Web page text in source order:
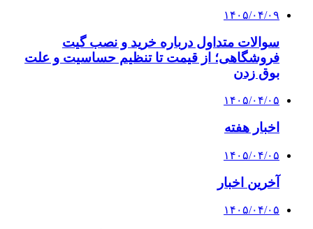
۱۴۰۵/۰۴/۰۹
سوالات متداول درباره خرید و نصب گیت
فروشگاهی؛ از قیمت تا تنظیم حساسیت و علت
بوق زدن
۱۴۰۵/۰۴/۰۵
اخبار هفته
۱۴۰۵/۰۴/۰۵
آخرین اخبار
۱۴۰۵/۰۴/۰۵